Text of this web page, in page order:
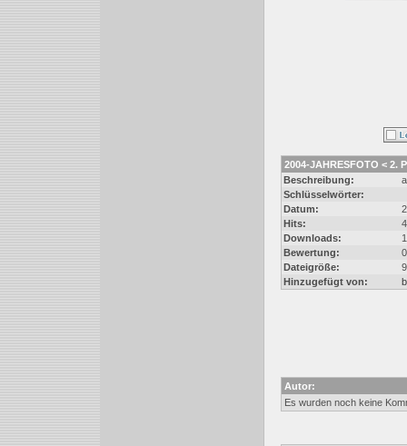
2004-JAHRESFOTO < 2.
Beschreibung:
Schlüsselwörter:
Datum:
Hits:
Downloads:
Bewertung:
Dateigröße:
Hinzugefügt von:
Autor:
Es wurden noch keine